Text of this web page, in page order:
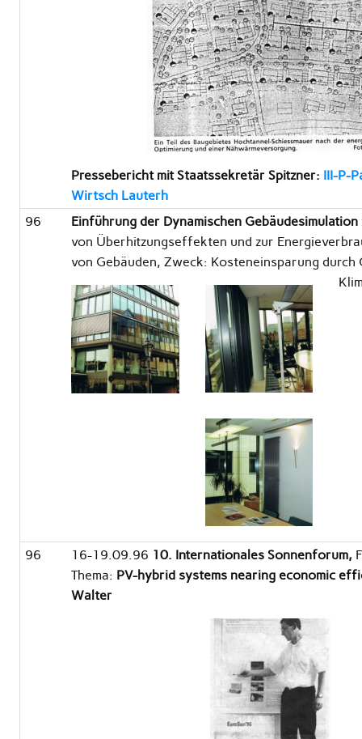
Pressebericht mit Staatssekretär Spitzner: III-P-
Wirtsch Lauterh
96
Einführung der Dynamischen Gebäudesimulation
von Überhitzungseffekten und zur
von Gebäuden, Zweck: Kosteneinsparung durch
96 16-19.09.96 10. Internationales Sonnenforum,
Thema: PV-hybrid systems nearing economic
Walter